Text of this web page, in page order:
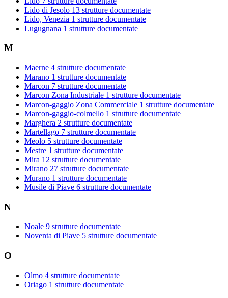
Lido di Jesolo 13 strutture documentate
Lido, Venezia 1 strutture documentate
Lugugnana 1 strutture documentate
M
Maerne 4 strutture documentate
Marano 1 strutture documentate
Marcon 7 strutture documentate
Marcon Zona Industriale 1 strutture documentate
Marcon-gaggio Zona Commerciale 1 strutture documentate
Marcon-gaggio-colmello 1 strutture documentate
Marghera 2 strutture documentate
Martellago 7 strutture documentate
Meolo 5 strutture documentate
Mestre 1 strutture documentate
Mira 12 strutture documentate
Mirano 27 strutture documentate
Murano 1 strutture documentate
Musile di Piave 6 strutture documentate
N
Noale 9 strutture documentate
Noventa di Piave 5 strutture documentate
O
Olmo 4 strutture documentate
Oriago 1 strutture documentate